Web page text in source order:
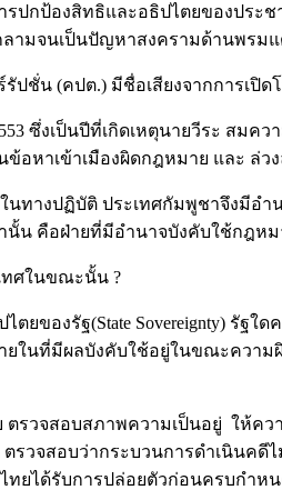
กป้องสิทธิและอธิปไตยของประ
ลามจนเป็นปัญหาสงครามด้านพร
ชั่น (คปต.) มีชื่อเสียงจากการเปิด
ซึ่งเป็นปีที่เกิดเหตุนายวีระ สมค
หาเข้าเมืองผิดกฎหมาย และ ล่ว
างปฏิบัติ ประเทศกัมพูชาจึงมีอ
นั้น คือฝ่ายที่มีอำนาจบังคับใช้กฎหม
ทศในขณะนั้น ?
ของรัฐ(State Sovereignty) รัฐ
ยในที่มีผลบังคับใช้อยู่ในขณะควา
วจสอบสภาพความเป็นอยู่ ให้คว
รวจสอบว่ากระบวนการดำเนินค
ยได้รับการปล่อยตัวก่อนครบกำห